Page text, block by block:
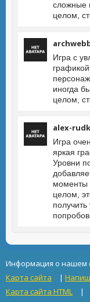
сложные
целом,
Игра с
иногда
целом,
alex-
Игра
яркая
Уровни
моменты
целом,
Информация о нашем
Карта сайта
|
Карта сайта HTML
|